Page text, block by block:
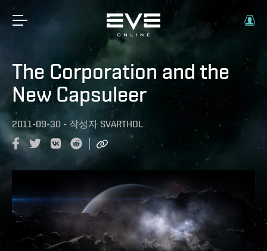
The Corporation and the
New Capsuleer
2011-09-30 - 작성자 SVARTHOL